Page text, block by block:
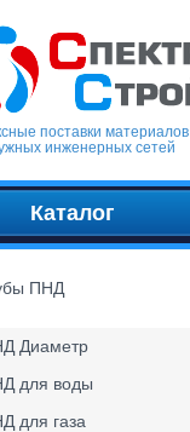
поставки материалов
инженерных сетей
Каталог
ПНД
Диаметр
для воды
для газа